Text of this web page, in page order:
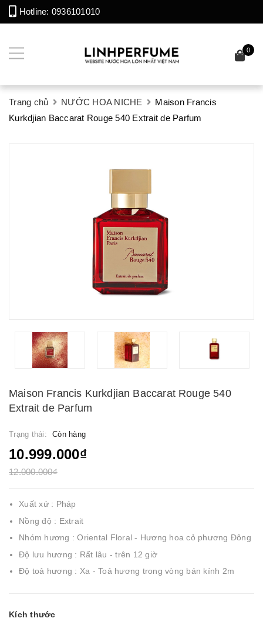
Hotline: 0936101010
0
Trang chủ NƯỚC HOA NICHE
Maison Francis
Kurkdjian Baccarat Rouge 540 Extrait de Parfum
Maison Francis Kurkdjian Baccarat Rouge 540
Extrait de Parfum
Trạng thái: Còn hàng
10.999.000₫
12.000.000₫
Xuất xứ : Pháp
Nồng độ : Extrait
Nhóm hương : Oriental Floral - Hương hoa cỏ phương Đông
Độ lưu hương : Rất lâu - trên 12 giờ
Độ toả hương : Xa - Toả hương trong vòng bán kính 2m
Kích thước